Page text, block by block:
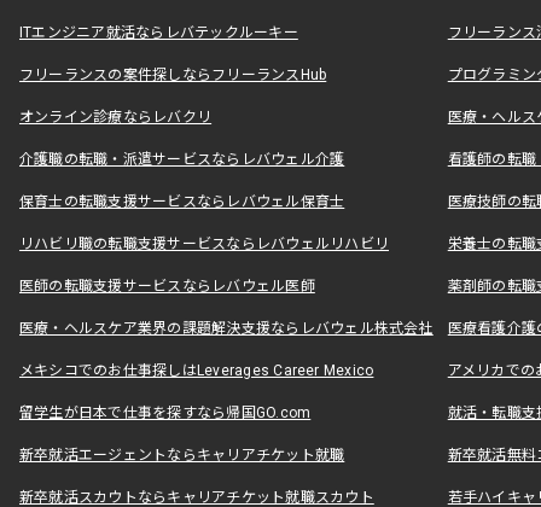
ITエンジニア就活ならレバテックルーキー フリーラン
フリーランスの案件探しならフリーランスHub プログラミ
オンライン診療ならレバクリ 医療・ヘル
介護職の転職・派遣サービスならレバウェル介護 看護師の転
保育士の転職支援サービスならレバウェル保育士 医療技師の
リハビリ職の転職支援サービスならレバウェルリハビリ 栄養士の転
医師の転職支援サービスならレバウェル医師 薬剤師の転
医療・ヘルスケア業界の課題解決支援ならレバウェル株式会社 医療看護介
メキシコでのお仕事探しはLeverages Career Mexico アメリカで
留学生が日本で仕事を探すなら帰国GO.com 就活・転職
新卒就活エージェントならキャリアチケット就職 新卒就活無料
新卒就活スカウトならキャリアチケット就職スカウト 若手ハイキ